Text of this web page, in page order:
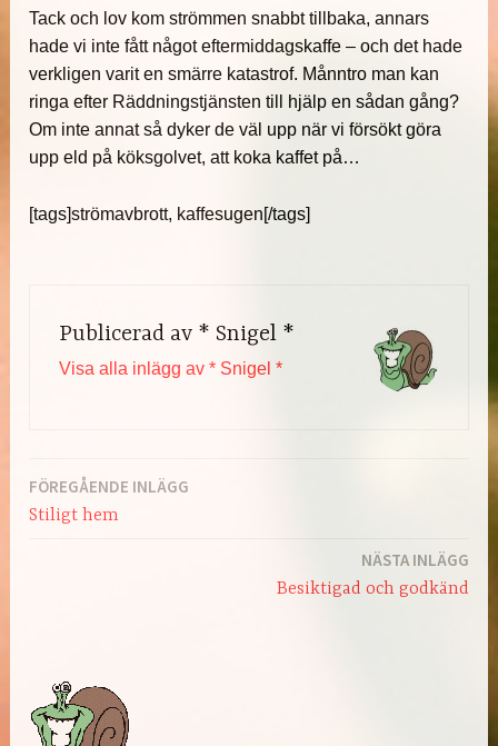
Tack och lov kom strömmen snabbt tillbaka, annars
hade vi inte fått något eftermiddagskaffe – och det hade
verkligen varit en smärre katastrof. Månntro man kan
ringa efter Räddningstjänsten till hjälp en sådan gång?
Om inte annat så dyker de väl upp när vi försökt göra
upp eld på köksgolvet, att koka kaffet på…
[tags]strömavbrott, kaffesugen[/tags]
Publicerad av * Snigel *
Visa alla inlägg av * Snigel *
Inläggsnavigering
FÖREGÅENDE INLÄGG
Stiligt hem
NÄSTA INLÄGG
Besiktigad och godkänd